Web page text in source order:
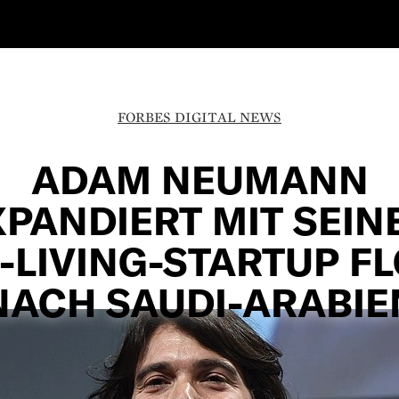
FORBES DIGITAL NEWS
ADAM NEUMANN
MIT
LIVING-STARTUP
SAUDI-